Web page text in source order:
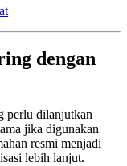
dengan
perlu dilanjutkan
jika digunakan
resmi menjadi
lebih lanjut.